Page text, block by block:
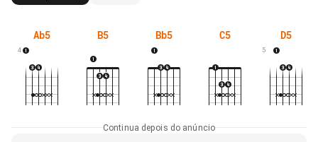
Ab5
4
B5 Bb5 C5 D5
5
Continua depois do anúncio